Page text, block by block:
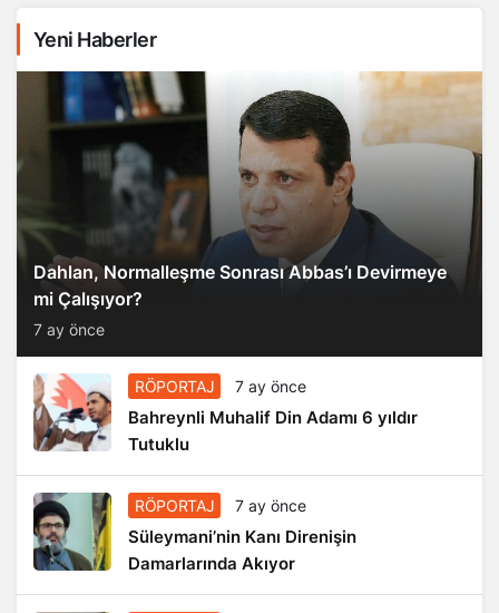
Yeni Haberler
Dahlan, Normalleşme Sonrası Abbas’ı Devirmeye
mi Çalışıyor?
7 ay önce
RÖPORTAJ 7 ay önce
Bahreynli Muhalif Din Adamı 6 yıldır
Tutuklu
RÖPORTAJ 7 ay önce
Süleymani’nin Kanı Direnişin
Damarlarında Akıyor